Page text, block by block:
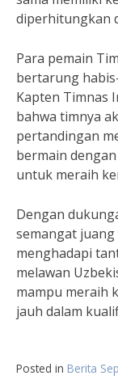
diperhitungkan
Para pemain
bertarung
Kapten Timnas
bahwa timnya
pertandingan
bermain
untuk meraih
Dengan
semangat
menghadapi
melawan
mampu meraih
jauh dalam
Posted in Berita